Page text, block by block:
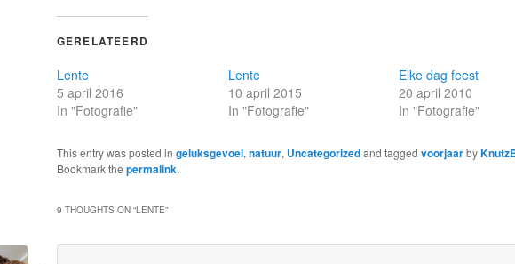
GERELATEERD
Lente
5 april 2016
In "Fotografie"
Lente
10 april 2015
In "Fotografie"
Elke dag feest
20 april 2010
In "Fotografie"
This entry was posted in geluksgevoel, natuur, Uncategorizedand tagged voorjaarby
Bookmark the permalink.
9 THOUGHTS ON “LENTE”